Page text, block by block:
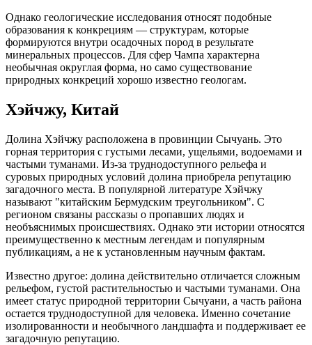
Однако геологические исследования относят подобные
образования к конкрециям — структурам, которые
формируются внутри осадочных пород в результате
минеральных процессов. Для сфер Чампа характерна
необычная округлая форма, но само существование
природных конкреций хорошо известно геологам.
Хэйчжу, Китай
Долина Хэйчжу расположена в провинции Сычуань. Это
горная территория с густыми лесами, ущельями, водоемами и
частыми туманами. Из-за труднодоступного рельефа и
суровых природных условий долина приобрела репутацию
загадочного места. В популярной литературе Хэйчжу
называют "китайским Бермудским треугольником". С
регионом связаны рассказы о пропавших людях и
необъяснимых происшествиях. Однако эти истории относятся
преимущественно к местным легендам и популярным
публикациям, а не к установленным научным фактам.
Известно другое: долина действительно отличается сложным
рельефом, густой растительностью и частыми туманами. Она
имеет статус природной территории Сычуани, а часть района
остается труднодоступной для человека. Именно сочетание
изолированности и необычного ландшафта и поддерживает ее
загадочную репутацию.